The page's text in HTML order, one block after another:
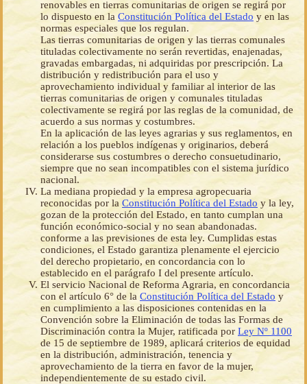
renovables en tierras comunitarias de origen se regirá por
lo dispuesto en la Constitución Política del Estado y en las
normas especiales que los regulan.
Las tierras comunitarias de origen y las tierras comunales
tituladas colectivamente no serán revertidas, enajenadas,
gravadas embargadas, ni adquiridas por prescripción. La
distribución y redistribución para el uso y
aprovechamiento individual y familiar al interior de las
tierras comunitarias de origen y comunales tituladas
colectivamente se regirá por las reglas de la comunidad, de
acuerdo a sus normas y costumbres.
En la aplicación de las leyes agrarias y sus reglamentos, en
relación a los pueblos indígenas y originarios, deberá
considerarse sus costumbres o derecho consuetudinario,
siempre que no sean incompatibles con el sistema jurídico
nacional.
La mediana propiedad y la empresa agropecuaria
reconocidas por la Constitución Política del Estado y la ley,
gozan de la protección del Estado, en tanto cumplan una
función económico-social y no sean abandonadas.
conforme a las previsiones de esta ley. Cumplidas estas
condiciones, el Estado garantiza plenamente el ejercicio
del derecho propietario, en concordancia con lo
establecido en el parágrafo I del presente artículo.
El servicio Nacional de Reforma Agraria, en concordancia
con el artículo 6° de la Constitución Política del Estado y
en cumplimiento a las disposiciones contenidas en la
Convención sobre la Eliminación de todas las Formas de
Discriminación contra la Mujer, ratificada por Ley Nº 1100
de 15 de septiembre de 1989, aplicará criterios de equidad
en la distribución, administración, tenencia y
aprovechamiento de la tierra en favor de la mujer,
independientemente de su estado civil.